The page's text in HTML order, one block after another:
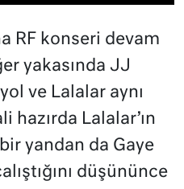
RF konseri devam
yakasında JJ
ve Lalalar aynı
hazırda Lalalar’ın
yandan da Gaye
düşününce